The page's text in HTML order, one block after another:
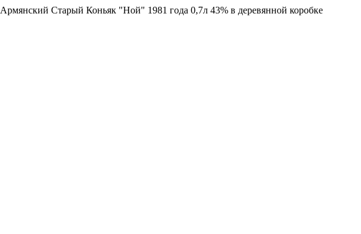
Армянский Старый Коньяк "Ной" 1981 года 0,7л 43% в деревянной коробке